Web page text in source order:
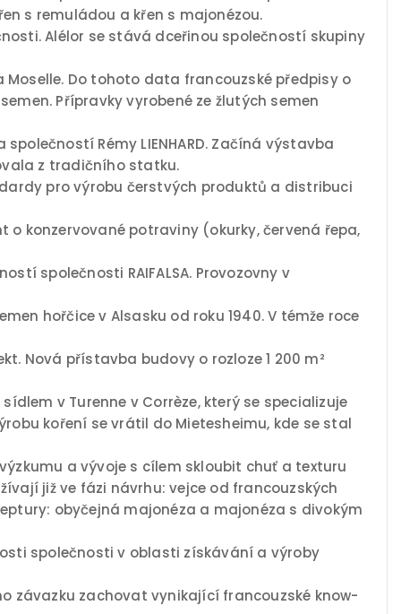
s remuládou a křen s majonézou.
Alélor se stává dceřinou společností skupiny
Moselle. Do tohoto data francouzské předpisy o
Přípravky vyrobené ze žlutých semen
Rémy LIENHARD. Začíná výstavba
z tradičního statku.
pro výrobu čerstvých produktů a distribuci
o konzervované potraviny (okurky, červená řepa,
společnosti RAIFALSA. Provozovny v
hořčice v Alsasku od roku 1940. V témže roce
Nová přístavba budovy o rozloze 1 200 m²
sídlem v Turenne v Corrèze, který se specializuje
koření se vrátil do Mietesheimu, kde se stal
a vývoje s cílem skloubit chuť a texturu
již ve fázi návrhu: vejce od francouzských
obyčejná majonéza a majonéza s divokým
společnosti v oblasti získávání a výroby
závazku zachovat vynikající francouzské know-